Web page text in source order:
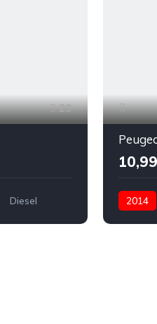
29
Diesel 2014